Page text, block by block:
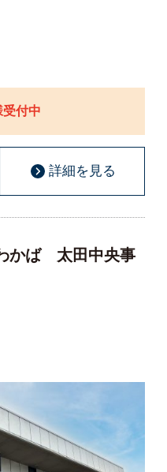
受付中
詳細を見る
かば 太田中央事